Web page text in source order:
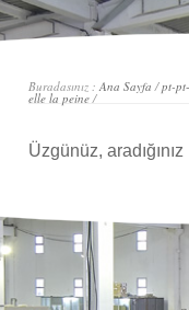
Buradasınız :Ana Sayfa /pt-
elle la peine/
Üzgünüz,